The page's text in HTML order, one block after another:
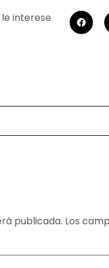
interese
publicada. Los